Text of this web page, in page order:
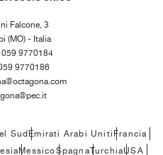
Falcone, 3
(MO) - Italia
9770184
9770186
SudEmirati Arabi UnitiFrancia
MessicoSpagnaTurchiaUSA